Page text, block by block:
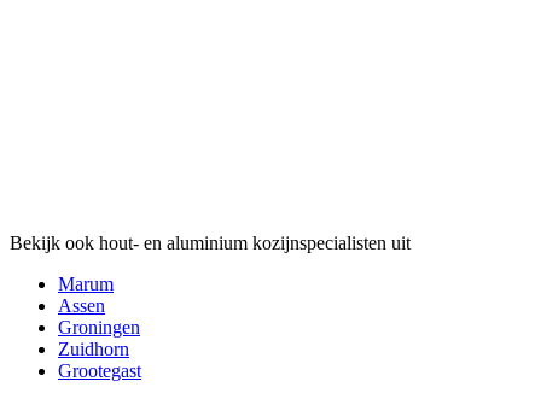
Bekijk ook hout- en aluminium kozijnspecialisten uit
Marum
Assen
Groningen
Zuidhorn
Grootegast